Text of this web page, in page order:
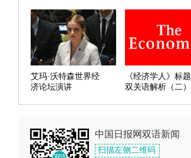
艾玛·沃特森世界经
济论坛演讲
《经济学人》标题
双关语解析（二）
中国日报网双语新闻
扫描左侧二维码